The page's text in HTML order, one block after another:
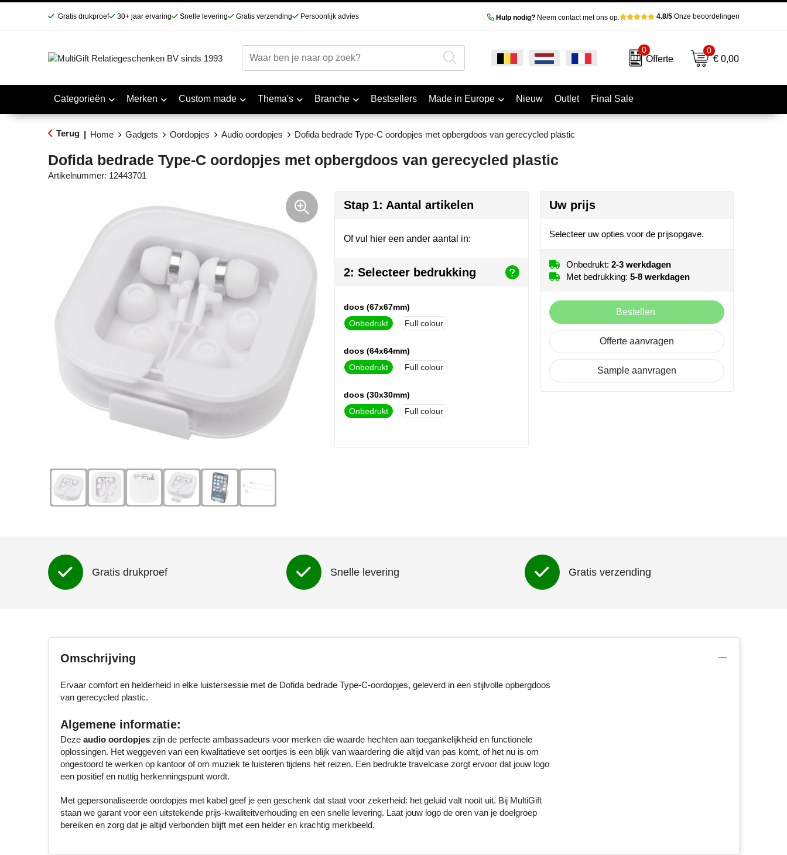
Gratis drukproef 30+ jaar ervaring Snelle levering Gratis verzending Persoonlijk advies Hulp nodig?Neem contact met ons op. 4.8/5Onze beoordelingen
0
Offerte
0
€ 0,00
Categorieën Merken Custom made Thema's Branche Bestsellers Made in Europe Nieuw Outlet Final Sale
Terug | Home Gadgets Oordopjes Audio oordopjes Dofida bedrade Type-C oordopjes met opbergdoos van gerecycled plastic
Dofida bedrade Type-C oordopjes met opbergdoos van gerecycled plastic
Artikelnummer: 12443701
Stap 1: Aantal artikelen
Of vul hier een ander aantal in:
2: Selecteer bedrukking
doos (67x67mm)
Onbedrukt
Full colour
doos (64x64mm)
Onbedrukt
Full colour
doos (30x30mm)
Onbedrukt
Full colour
Uw prijs
Selecteer uw opties voor de prijsopgave.
Onbedrukt: 2-3 werkdagen
Met bedrukking: 5-8 werkdagen
Bestellen
Offerte aanvragen
Sample aanvragen
Gratis drukproef Snelle levering Gratis verzending
Omschrijving
Ervaar comfort en helderheid in elke luistersessie met de Dofida bedrade Type-C-oordopjes, geleverd in een stijlvolle opbergdoos
van gerecycled plastic.
Algemene informatie:
Deze audio oordopjeszijn de perfecte ambassadeurs voor merken die waarde hechten aan toegankelijkheid en functionele
oplossingen. Het weggeven van een kwalitatieve set oortjes is een blijk van waardering die altijd van pas komt, of het nu is om
ongestoord te werken op kantoor of om muziek te luisteren tijdens het reizen. Een bedrukte travelcase zorgt ervoor dat jouw logo
een positief en nuttig herkenningspunt wordt.
Met gepersonaliseerde oordopjes met kabel geef je een geschenk dat staat voor zekerheid: het geluid valt nooit uit. Bij MultiGift
staan we garant voor een uitstekende prijs-kwaliteitverhouding en een snelle levering. Laat jouw logo de oren van je doelgroep
bereiken en zorg dat je altijd verbonden blijft met een helder en krachtig merkbeeld.